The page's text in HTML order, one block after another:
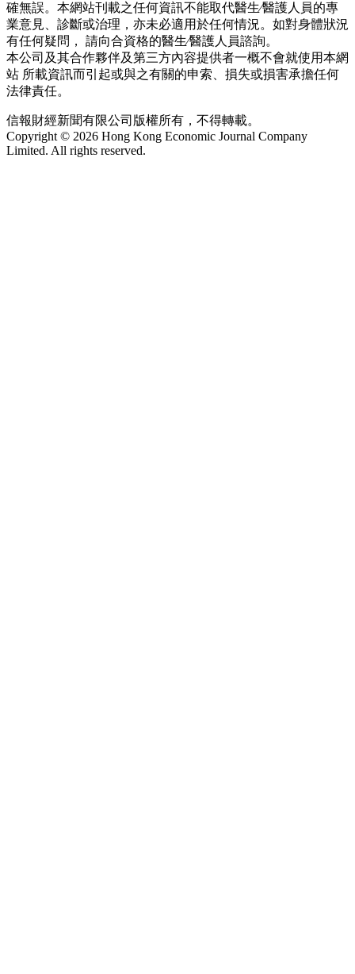
確無誤。本網站刊載之任何資訊不能取代醫生∕醫護人員的專
業意見、診斷或治理，亦未必適用於任何情況。如對身體狀況
有任何疑問， 請向合資格的醫生∕醫護人員諮詢。
本公司及其合作夥伴及第三方內容提供者一概不會就使用本網
站 所載資訊而引起或與之有關的申索、損失或損害承擔任何
法律責任。
信報財經新聞有限公司版權所有，不得轉載。
Copyright © 2026 Hong Kong Economic Journal Company
Limited. All rights reserved.